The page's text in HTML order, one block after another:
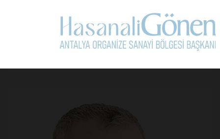
Kullanım Koşullarını Kabul Ediyorum.